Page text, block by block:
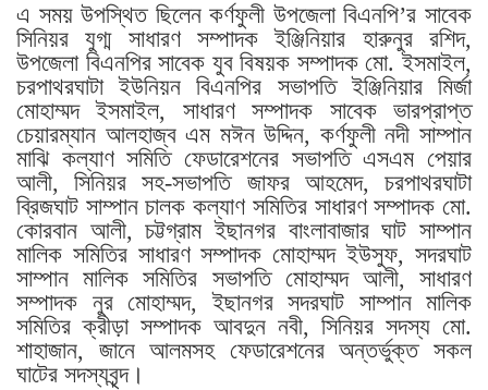
এ সময় উপস্থিত ছিলেন কর্ণফুলী উপজেলা বিএনপি’র সাবেক
সিনিয়র যুগ্ম সাধারণ সম্পাদক ইঞ্জিনিয়ার হারুনুর রশিদ,
উপজেলা বিএনপির সাবেক যুব বিষয়ক সম্পাদক মো. ইসমাইল,
চরপাথরঘাটা ইউনিয়ন বিএনপির সভাপতি ইঞ্জিনিয়ার মির্জা
মোহাম্মদ ইসমাইল, সাধারণ সম্পাদক সাবেক ভারপ্রাপ্ত
চেয়ারম্যান আলহাজ্ব এম মঈন উদ্দিন, কর্ণফুলী নদী সাম্পান
মাঝি কল্যাণ সমিতি ফেডারেশনের সভাপতি এসএম পেয়ার
আলী, সিনিয়র সহ-সভাপতি জাফর আহমেদ, চরপাথরঘাটা
ব্রিজঘাট সাম্পান চালক কল্যাণ সমিতির সাধারণ সম্পাদক মো.
কোরবান আলী, চট্টগ্রাম ইছানগর বাংলাবাজার ঘাট সাম্পান
মালিক সমিতির সাধারণ সম্পাদক মোহাম্মদ ইউসুফ, সদরঘাট
সাম্পান মালিক সমিতির সভাপতি মোহাম্মদ আলী, সাধারণ
সম্পাদক নুর মোহাম্মদ, ইছানগর সদরঘাট সাম্পান মালিক
সমিতির ক্রীড়া সম্পাদক আবদুন নবী, সিনিয়র সদস্য মো.
শাহাজান, জানে আলমসহ ফেডারেশনের অন্তর্ভুক্ত সকল
ঘাটের সদস্যবৃন্দ।